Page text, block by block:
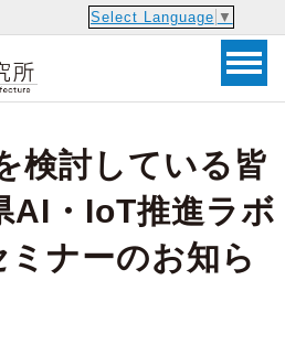
Select Language ▼
検討している皆
AI・IoT推進ラボ
ナーのお知ら